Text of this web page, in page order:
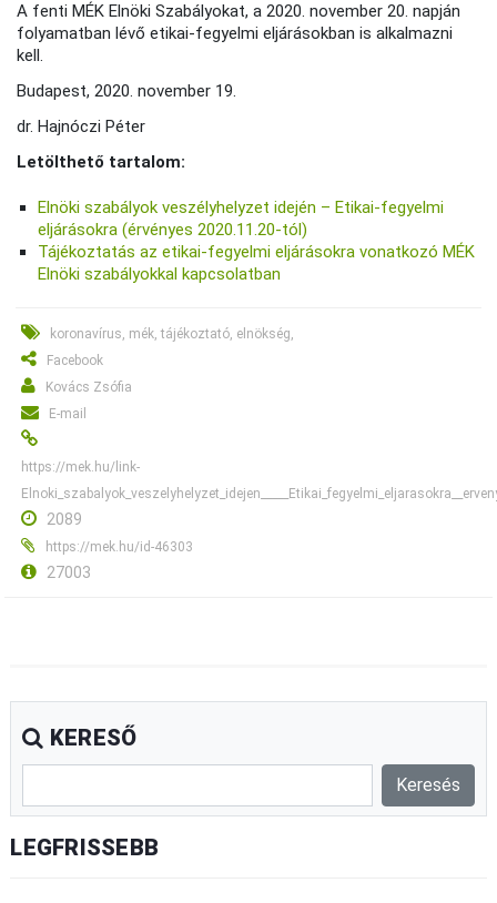
A fenti MÉK Elnöki Szabályokat, a 2020. november 20. napján
folyamatban lévő etikai-fegyelmi eljárásokban is alkalmazni
kell.
Budapest, 2020. november 19.
dr. Hajnóczi Péter
Letölthető tartalom:
Elnöki szabályok veszélyhelyzet idején – Etikai-fegyelmi
eljárásokra (érvényes 2020.11.20-tól)
Tájékoztatás az etikai-fegyelmi eljárásokra vonatkozó MÉK
Elnöki szabályokkal kapcsolatban
koronavírus, mék, tájékoztató, elnökség,
Facebook
Kovács Zsófia
E-mail
https://mek.hu/link-
2089
https://mek.hu/id-46303
27003
KERESŐ
LEGFRISSEBB